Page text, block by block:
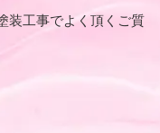
装工事でよく頂くご質